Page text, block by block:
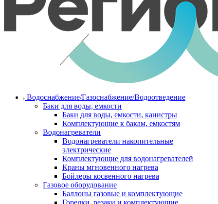
Водоснабжение/Газоснабжение/Водоотведение
Баки для воды, емкости
Баки для воды, емкости, канистры
Комплектующие к бакам, емкостям
Водонагреватели
Водонагреватели накопительные
электрические
Комплектующие для водонагревателей
Краны мгновенного нагрева
Бойлеры косвенного нагрева
Газовое оборудование
Баллоны газовые и комплектующие
Горелки, резаки и комплектующие